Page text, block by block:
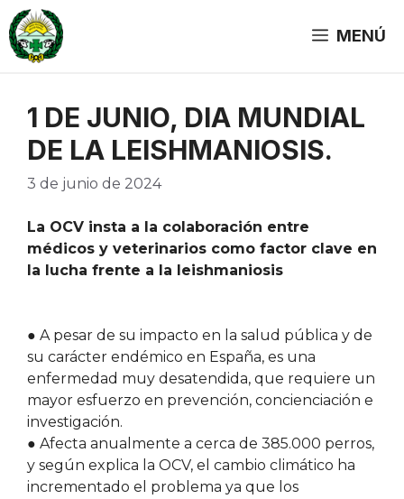
Saltar
al
contenido
MENÚ
1 DE JUNIO, DIA MUNDIAL
DE LA LEISHMANIOSIS.
3 de junio de 2024
La OCV insta a la colaboración entre
médicos y veterinarios como factor clave en
la lucha frente a la leishmaniosis
● A pesar de su impacto en la salud pública y de
su carácter endémico en España, es una
enfermedad muy desatendida, que requiere un
mayor esfuerzo en prevención, concienciación e
investigación.
● Afecta anualmente a cerca de 385.000 perros,
y según explica la OCV, el cambio climático ha
incrementado el problema ya que los